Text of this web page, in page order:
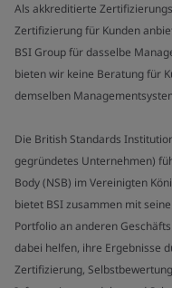
Als akkreditierte
Zertifizierung für Kunden
BSI Group für dasselbe
bieten wir keine Beratung für
demselben
Die British Standards
gegründetes Unternehmen)
Body (NSB) im Vereinigten
bietet BSI zusammen mit
Portfolio an anderen
dabei helfen, ihre Ergebnisse
Zertifizierung,